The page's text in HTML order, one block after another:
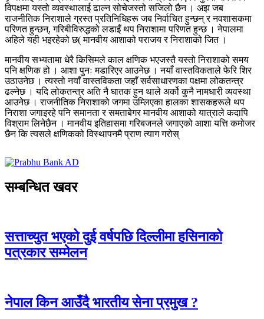
विपक्षमा यस्तो व्यवस्थालाई ढाल्न सोचेजस्तो सजिलो छैन । अझ जब
राजनीतिक निराशाले ग्रस्त प्रतिनिधिहरू जब निर्वाचित हुन्छन् र नवशासकमा
परिणत हुन्छन्, गरिबीविरुद्धको लडाइँ थप निराशामा परिणत हुन्छ । नेपालमा
अहिले यही भइरहेको छ( मानवीय आशाको पराजय र निराशाको जित ।
मानवीय सभ्यतामा धेरै किसिमले काल क्षणिक भएजस्तै यस्तो निराशाको समय
पनि क्षणिक हो । आशा पुनः मडारिएर आउनेछ । नयाँ वास्तविकताले फेरि शिर
उठाउनेछ । त्यस्तो नयाँ वास्तविकता जहाँ सर्वसाधारणका पक्षमा लोकतन्त्र
ढल्नेछ । यदि लोकतन्त्र अति नै घातक हुन थाले अर्को कुनै नामधारी व्यवस्था
आउनेछ । राजनीतिक निराशाको जगमा उम्लिएका हालका शासकहरूले थप
निराशा जगाइरहे पनि समानता र समताबेगर मानवीय आशाको यात्राले कदापि
विश्राम लिनेछैन । मानवीय इतिहासमा गरिबजनले जगाएको आशा यत्ति कमोजर
छैन कि त्यसले क्षणिकको विस्थापनमै प्राण त्याग गरोस्
सम्बन्धित खवर
सत्ताच्युत भएको दुई वर्षपछि दिल्लीमा हसिनाको
पत्रकार सम्मेलन
नेपाल किन आउँदै भारतीय सेना प्रमुख ?